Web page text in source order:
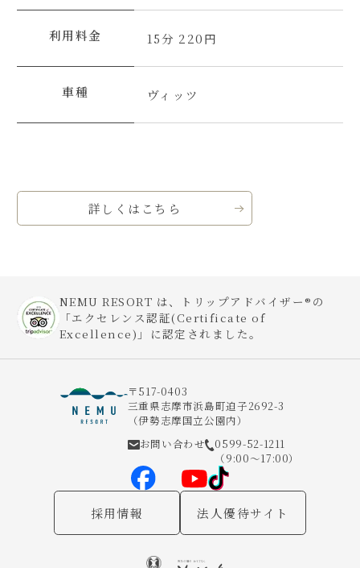
利用料金 15分 220円
車種 ヴィッツ
詳しくはこちら
NEMU RESORT は、トリップアドバイザー®の
「エクセレンス認証(Certificate of
Excellence)」に認定されました。
〒517-0403
三重県志摩市浜島町迫子2692-3
（伊勢志摩国立公園内）
お問い合わせ
0599-52-1211
（9:00～17:00）
採用情報 法人優待サイト